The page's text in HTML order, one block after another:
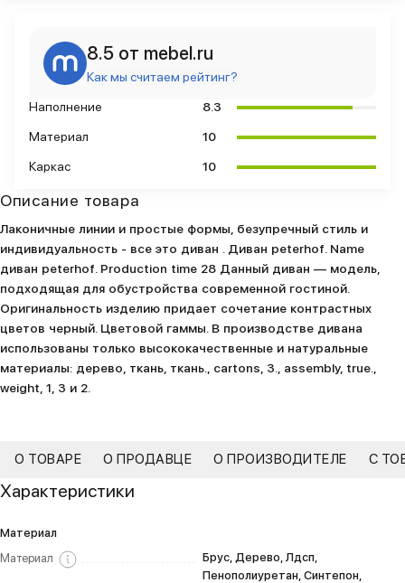
8.5 от mebel.ru
Как мы считаем рейтинг?
Наполнение 8.3
Материал 10
Каркас 10
Описание товара
Лаконичные линии и простые формы, безупречный стиль и
индивидуальность - все это диван . Диван peterhof. Name
диван peterhof. Production time 28 Данный диван — модель,
подходящая для обустройства современной гостиной.
Оригинальность изделию придает сочетание контрастных
цветов черный. Цветовой гаммы. В производстве дивана
использованы только высококачественные и натуральные
материалы: дерево, ткань, ткань., cartons, 3., assembly, true.,
weight, 1, 3 и 2.
О ТОВАРЕ О ПРОДАВЦЕ О ПРОИЗВОДИТЕЛЕ С
Характеристики
Материал
Материал
Брус, Дерево, Лдсп,
Пенополиуретан, Синтепон,